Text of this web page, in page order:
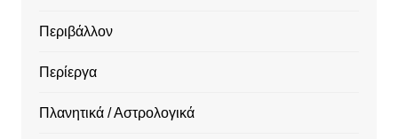
Περιβάλλον
Περίεργα
Πλανητικά / Αστρολογικά